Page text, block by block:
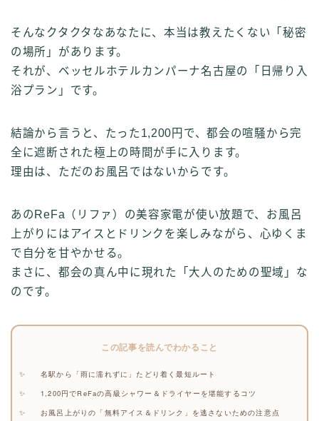
そんなクタクタなあなたに、本当は教えたくない「秘密
の場所」があります。
それが、ベッセルホテルカンパーナ名古屋の「日帰り入
浴プラン」です。
結論から言うと、たった1,200円で、都会の喧騒から完
全に遮断された極上の時間が手に入ります。
理由は、ただのお風呂ではないからです。
あのReFa（リファ）の美容家電が使い放題で、お風呂
上がりにはアイスとドリンクを楽しみながら、心ゆくま
で自分を甘やかせる。
まさに、都会の真ん中に現れた「大人のための聖域」な
のです。
この記事を読んでわかること
名駅から「雨に濡れずに」たどり着く最短ルート
1,200円でReFaの高級シャワー＆ドライヤーを堪能するコツ
お風呂上がりの「無料アイス＆ドリンク」を逃さないための注意点